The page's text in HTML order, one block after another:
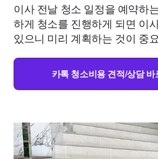
이사 전날 청소 일정을 예약하
하게 청소를 진행하게 되면 이
있으니 미리 계획하는 것이 중
카톡 청소비용 견적/상담